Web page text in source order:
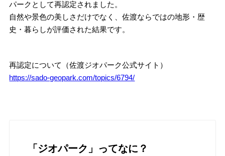
パークとして再認定されました。
自然や景色の美しさだけでなく、佐渡ならではの地形・歴
史・暮らしが評価された結果です。
再認定について（佐渡ジオパーク公式サイト）
https://sado-geopark.com/topics/6794/
「ジオパーク」ってなに？